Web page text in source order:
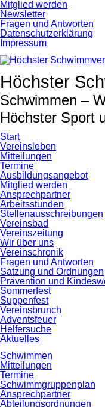
Navigation
überspringen
Mitglied werden
Newsletter
Fragen und Antworten
Datenschutzerklärung
Impressum
Höchster
Schwimmen –
Höchster Sport
Start
Vereinsleben
Mitteilungen
Termine
Ausbildungsangebot
Mitglied werden
Ansprechpartner
Arbeitsstunden
Stellenausschreibungen
Vereinsbad
Vereinszeitung
Wir über uns
Vereinschronik
Fragen und Antworten
Satzung und Ordnungen
Prävention und
Sommerfest
Suppenfest
Vereinsbrunch
Adventsfeuer
Helfersuche
Aktuelles
Schwimmen
Mitteilungen
Termine
Schwimmgruppenplan
Ansprechpartner
Abteilungsordnungen